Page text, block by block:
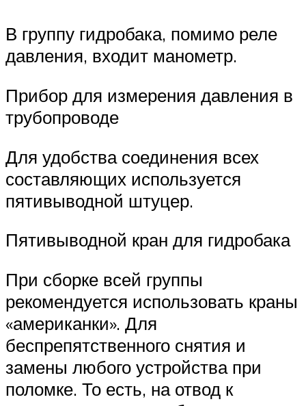
В группу гидробака, помимо реле
давления, входит манометр.
Прибор для измерения давления в
трубопроводе
Для удобства соединения всех
составляющих используется
пятивыводной штуцер.
Пятивыводной кран для гидробака
При сборке всей группы
рекомендуется использовать краны
«американки». Для
беспрепятственного снятия и
замены любого устройства при
поломке. То есть, на отвод к